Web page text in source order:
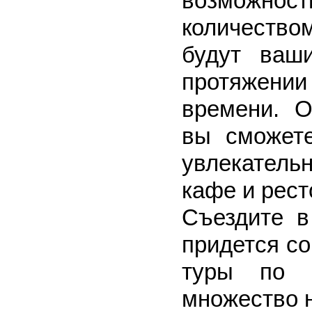
будут
времени.
вы
кафе и
Съездите
придется
туры по
множество